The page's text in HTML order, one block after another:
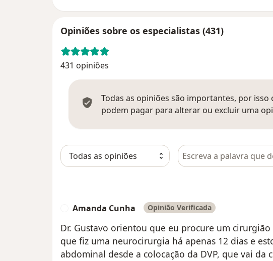
Opiniões sobre os especialistas (431)
431 opiniões
Todas as opiniões são importantes, por isso
podem pagar para alterar ou excluir uma
Pesquisar em opiniões
Amanda Cunha Opinião Verificada
Dr. Gustavo orientou que eu procure um
que fiz uma neurocirurgia há apenas 12 dias e
abdominal desde a colocação da DVP, que vai da